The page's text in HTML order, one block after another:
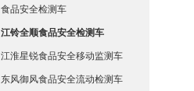
食品安全检测车
江铃全顺食品安全检测车
江淮星锐食品安全移动监测车
东风御风食品安全流动检测车